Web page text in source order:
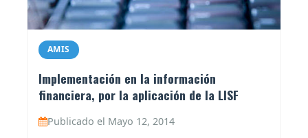
AMIS
Implementación en la información
financiera, por la aplicación de la LISF
Publicado el Mayo 12, 2014